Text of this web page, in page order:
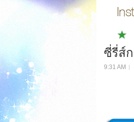
ซี่รี่ส์
9:31 AM